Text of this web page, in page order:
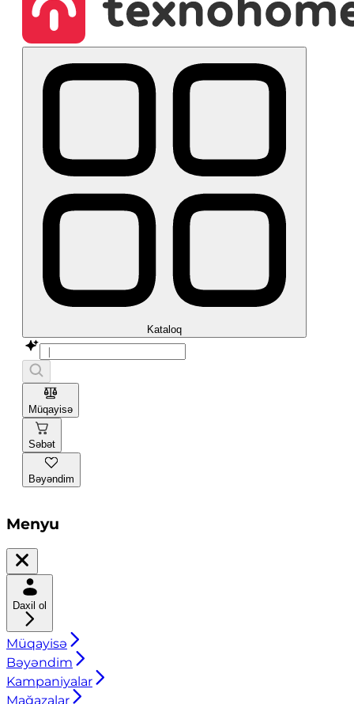
Kataloq
Müqayisə
Səbət
Bəyəndim
Menyu
Daxil ol
Müqayisə
Bəyəndim
Kampaniyalar
Mağazalar